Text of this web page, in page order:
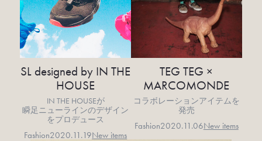
SL designed by IN THE
HOUSE
IN THE HOUSEが
瞬足ニューラインのデザイン
をプロデュース
Fashion2020.11.19New items
TEG TEG ×
MARCOMONDE
コラボレーションアイテムを
発売
Fashion2020.11.06New items